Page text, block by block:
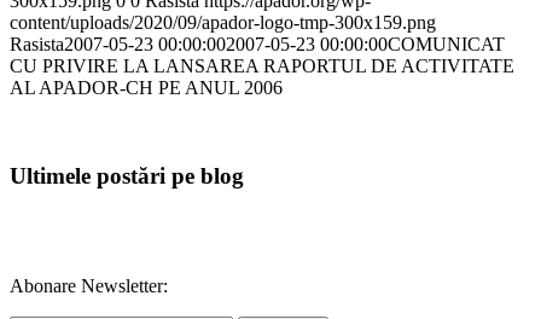
content/uploads/2020/09/apador-logo-tmp-300x159.png
Rasista2007-05-23 00:00:002007-05-23 00:00:00COMUNICAT
CU PRIVIRE LA LANSAREA RAPORTUL DE ACTIVITATE
AL APADOR-CH PE ANUL 2006
Ultimele postări pe blog
Abonare Newsletter: